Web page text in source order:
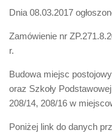
Dnia 08.03.2017
Zamówienie nr
r.
Budowa miejsc
oraz Szkoły
208/14, 208/16 w
Poniżej link do danych